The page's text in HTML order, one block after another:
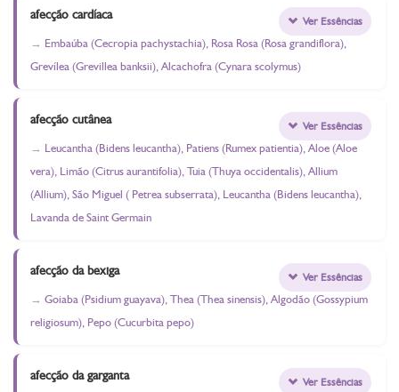
afecção cardíaca
Embaúba (Cecropia pachystachia), Rosa Rosa (Rosa grandiflora),
Grevílea (Grevillea banksii), Alcachofra (Cynara scolymus)
Ver Essências
afecção cutânea
Leucantha (Bidens leucantha), Patiens (Rumex patientia), Aloe (Aloe
vera), Limão (Citrus aurantifolia), Tuia (Thuya occidentalis), Allium
(Allium), São Miguel ( Petrea subserrata), Leucantha (Bidens leucantha),
Lavanda de Saint Germain
Ver Essências
afecção da bexiga
Goiaba (Psidium guayava), Thea (Thea sinensis), Algodão (Gossypium
religiosum), Pepo (Cucurbita pepo)
Ver Essências
afecção da garganta Ver Essências